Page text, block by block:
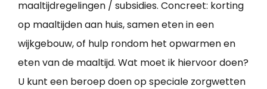
maaltijdregelingen / subsidies. Concreet: korting
op maaltijden aan huis, samen eten in een
wijkgebouw, of hulp rondom het opwarmen en
eten van de maaltijd. Wat moet ik hiervoor doen?
U kunt een beroep doen op speciale zorgwetten